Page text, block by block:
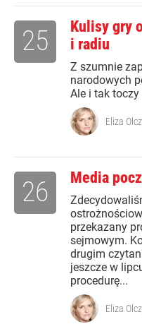
Kulisy gry
i radiu
Z szumnie
narodowych
Ale i tak
25
Eliza
Media
przekazany
sejmowym.
drugim
jeszcze w
procedurę...
26
Eliza